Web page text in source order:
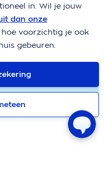
in. Wil je jouw
dan onze
hoe voorzichtig je ook
gebeuren.